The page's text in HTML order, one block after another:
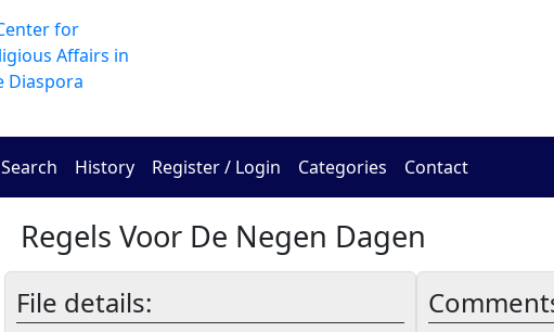
Search History Register / Login Categories Contact
Regels Voor De Negen Dagen
File details: